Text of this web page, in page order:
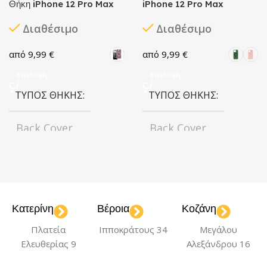
Θήκη iPhone 12 Pro Max
Διαθέσιμο
9,99 €
ΤΎΠΟΣ ΘΉΚΗΣ
Back Cover
iPhone 12 Pro Max
iPhone 12 Pro Max
Διαθέσιμο
9,99 €
ΤΎΠΟΣ ΘΉΚΗΣ
Back Cover
ΜΟΝΤΈΛΟ
Κατερίνη
Πλατεία
Ελευθερίας 9
Βέροια
Ιπποκράτους 34
Κοζάνη
Μεγάλου
Αλεξάνδρου 16